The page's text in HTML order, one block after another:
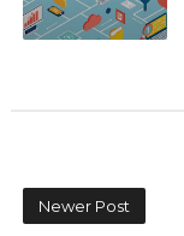
Newer Post